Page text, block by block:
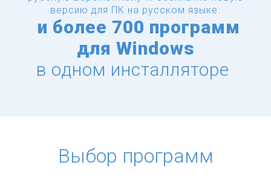
версию для ПК на русском языке.
и более 700 программ
для Windows
в одном инсталляторе
Выбор программ